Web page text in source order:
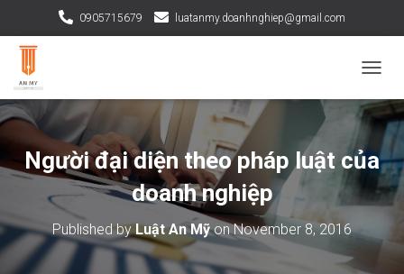
0905715679 luatanmy.doanhnghiep@gmail.com
Người đại diện theo pháp luật của
doanh nghiệp
Published byLuật An MỹonNovember 8, 2016